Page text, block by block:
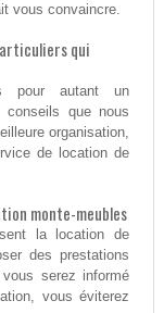
vous convaincre.
qui
pour autant un
conseils que nous
organisation,
de location de
monte-meubles
la location de
des prestations
serez informé
vous éviterez